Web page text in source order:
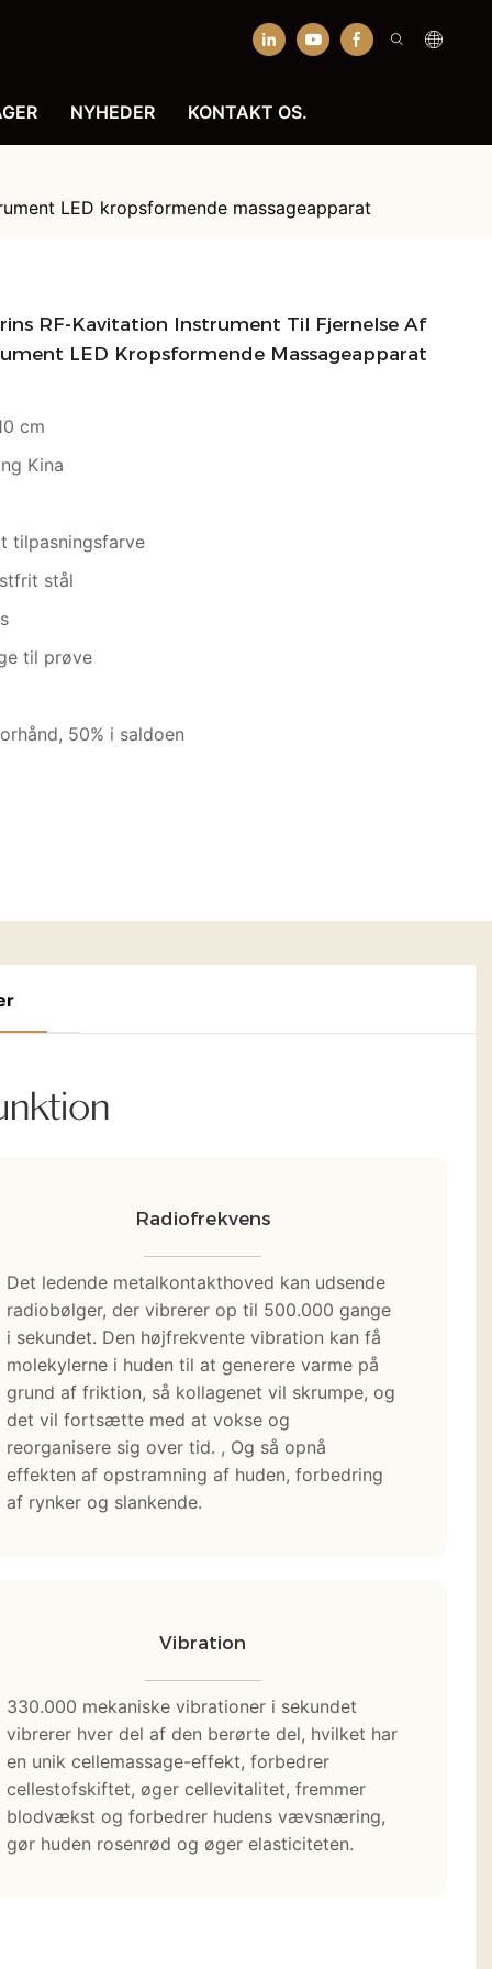
NYHEDER KONTAKT OS.
LED kropsformende massageapparat
RF-Kavitation Instrument Til Fjernelse Af
LED Kropsformende Massageapparat
cm
Kina
tilpasningsfarve
stål
til prøve
50% i saldoen
Radiofrekvens
Det ledende metalkontakthoved kan udsende
radiobølger, der vibrerer op til 500.000 gange
i sekundet. Den højfrekvente vibration kan få
molekylerne i huden til at generere varme på
grund af friktion, så kollagenet vil skrumpe, og
det vil fortsætte med at vokse og
reorganisere sig over tid. , Og så opnå
effekten af ​​opstramning af huden, forbedring
af rynker og slankende.
Vibration
330.000 mekaniske vibrationer i sekundet
vibrerer hver del af den berørte del, hvilket har
en unik cellemassage-effekt, forbedrer
cellestofskiftet, øger cellevitalitet, fremmer
blodvækst og forbedrer hudens vævsnæring,
gør huden rosenrød og øger elasticiteten.